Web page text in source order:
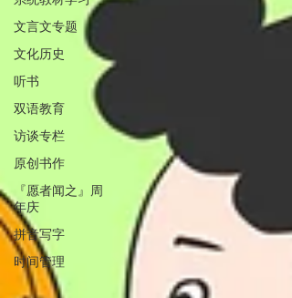
文言文专题
文化历史
听书
双语教育
访谈专栏
原创书作
『愿者闻之』周
年庆
拼音写字
时间管理